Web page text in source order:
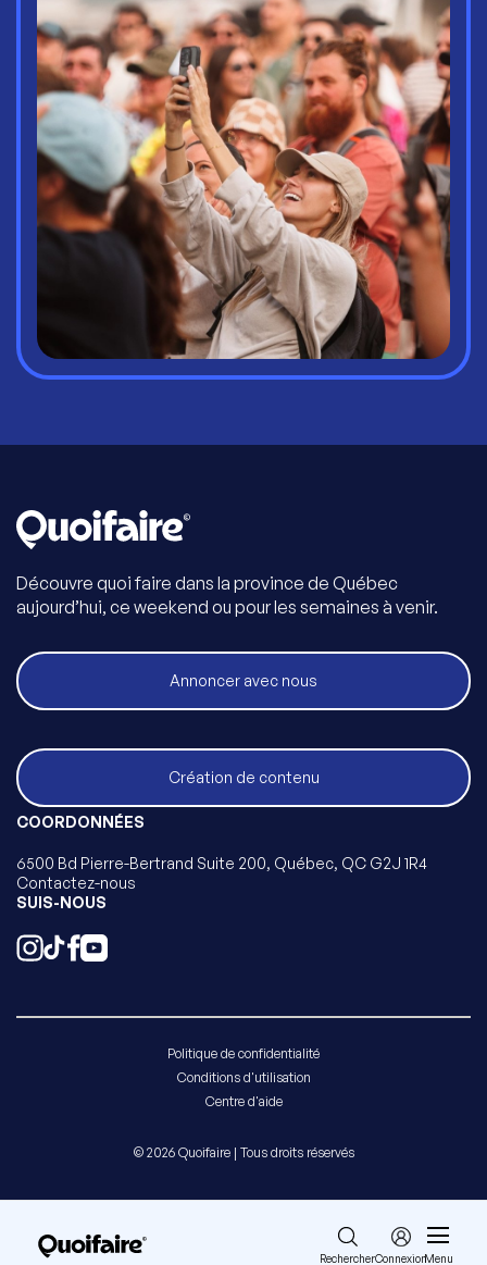
RechercherConnexionMenu
Découvre quoi faire dans la province de Québec
aujourd’hui, ce weekend ou pour les semaines à venir.
Annoncer avec nous
Création de contenu
COORDONNÉES
6500 Bd Pierre-Bertrand Suite 200, Québec, QC G2J 1R4
Contactez-nous
SUIS-NOUS
Politique de confidentialité
Conditions d'utilisation
Centre d'aide
© 2026 Quoifaire | Tous droits réservés